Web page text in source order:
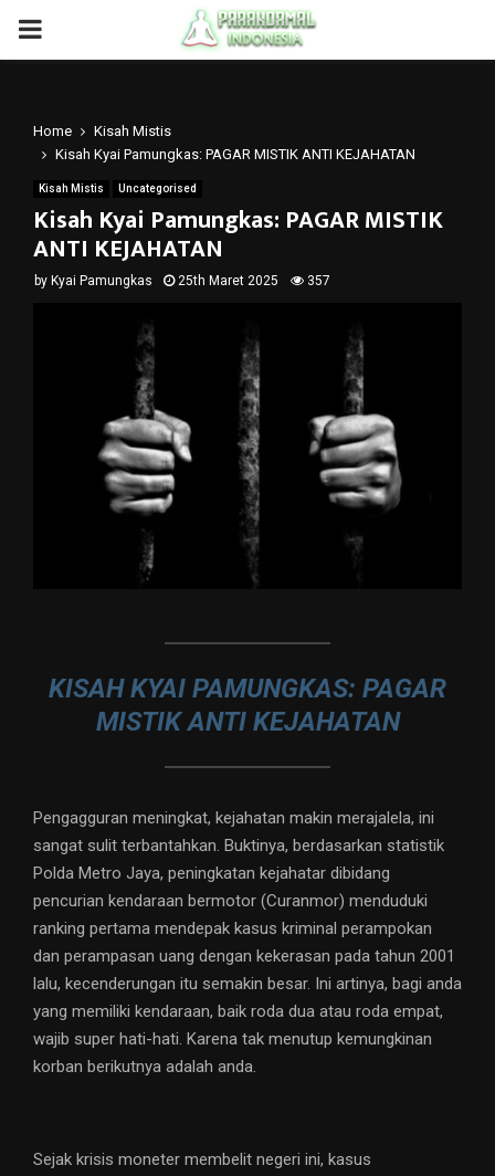
PRIMARY
Home
Kisah Mistis
Kisah Kyai Pamungkas: PAGAR MISTIK ANTI KEJAHATAN
Kisah Mistis Uncategorised
Kisah Kyai Pamungkas: PAGAR MISTIK
ANTI KEJAHATAN
by Kyai Pamungkas 25th Maret 2025 357
KISAH KYAI PAMUNGKAS: PAGAR
MISTIK ANTI KEJAHATAN
Pengagguran meningkat, kejahatan makin merajalela, ini
sangat sulit terbantahkan. Buktinya, berdasarkan statistik
Polda Metro Jaya, peningkatan kejahatar dibidang
pencurian kendaraan bermotor (Curanmor) menduduki
ranking pertama mendepak kasus kriminal perampokan
dan perampasan uang dengan kekerasan pada tahun 2001
lalu, kecenderungan itu semakin besar. Ini artinya, bagi anda
yang memiliki kendaraan, baik roda dua atau roda empat,
wajib super hati-hati. Karena tak menutup kemungkinan
korban berikutnya adalah anda.
Sejak krisis moneter membelit negeri ini, kasus